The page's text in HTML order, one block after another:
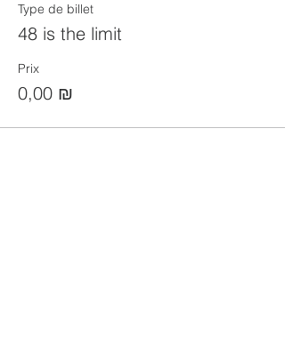
Type de billet
48 is the limit
Prix
0,00 ₪